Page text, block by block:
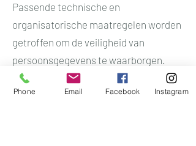
Passende technische en
organisatorische maatregelen worden
getroffen om de veiligheid van
persoonsgegevens te waarborgen.
Tollet behoudt zich het recht voor dit
privacybeleid op elk moment te
Phone Email Facebook Instagram